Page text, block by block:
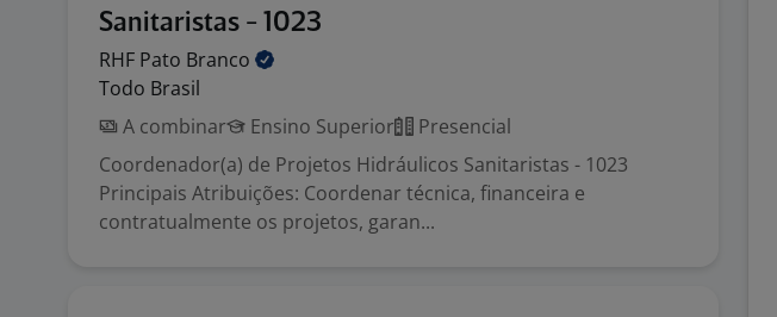
Sanitaristas - 1023
RHF Pato Branco
Todo Brasil
A combinar
Ensino Superior
Presencial
Coordenador(a) de Projetos Hidráulicos Sanitaristas - 1023
Principais Atribuições: Coordenar técnica, financeira e
contratualmente os projetos, garan...